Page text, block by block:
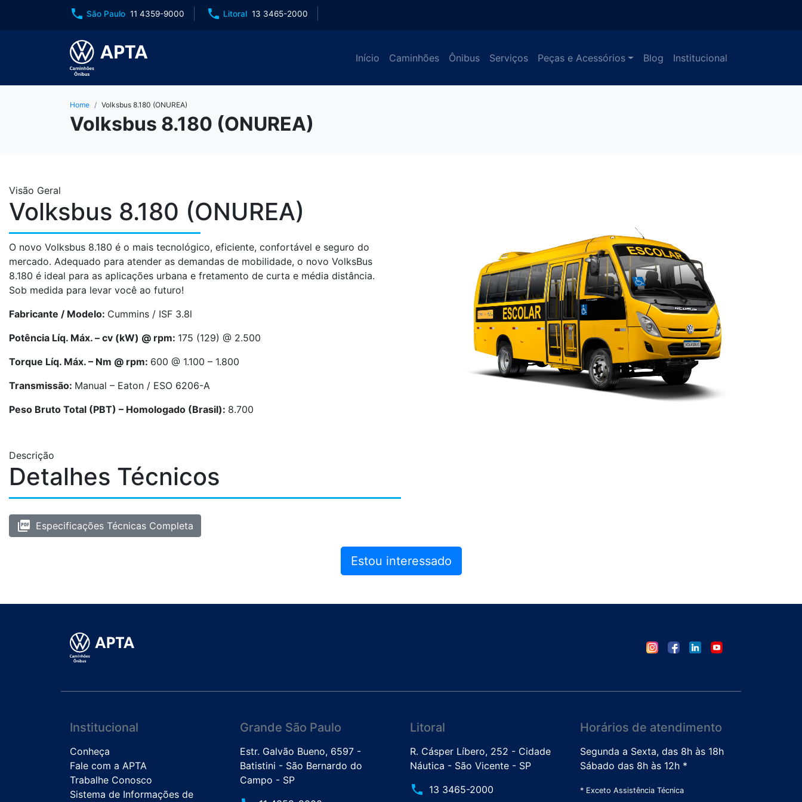
phone São Paulo 11 4359-9000 phone Litoral 13 3465-2000
Início Caminhões Ônibus Serviços Peças e Acessórios Blog Institucional
Home Volksbus 8.180 (ONUREA)
Volksbus 8.180 (ONUREA)
Visão Geral
Volksbus 8.180 (ONUREA)
O novo Volksbus 8.180 é o mais tecnológico, eficiente, confortável e seguro do
mercado. Adequado para atender as demandas de mobilidade, o novo VolksBus
8.180 é ideal para as aplicações urbana e fretamento de curta e média distância.
Sob medida para levar você ao futuro!
Fabricante / Modelo: Cummins / ISF 3.8l
Potência Líq. Máx. – cv (kW) @ rpm: 175 (129) @ 2.500
Torque Líq. Máx. – Nm @ rpm: 600 @ 1.100 – 1.800
Transmissão: Manual – Eaton / ESO 6206-A
Peso Bruto Total (PBT) – Homologado (Brasil): 8.700
Descrição
Detalhes Técnicos
picture_as_pdf Especificações Técnicas Completa
Estou interessado
Institucional
Conheça
Fale com a APTA
Trabalhe Conosco
Sistema de Informações de
Grande São Paulo
Estr. Galvão Bueno, 6597 -
Batistini - São Bernardo do
Campo - SP
Litoral
R. Cásper Líbero, 252 - Cidade
Náutica - São Vicente - SP
phone 13 3465-2000
Horários de atendimento
Segunda a Sexta, das 8h às 18h
Sábado das 8h às 12h *
* Exceto Assistência Técnica